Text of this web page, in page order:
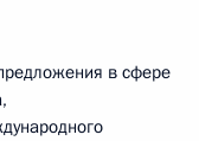
в сфере